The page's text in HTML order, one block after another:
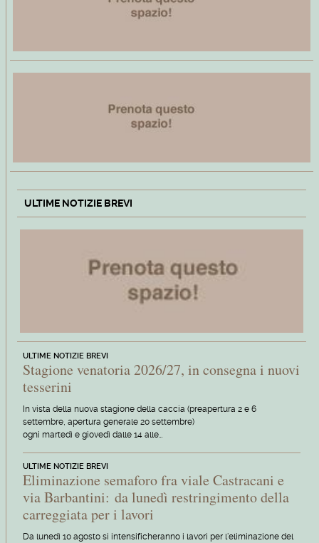
ULTIME NOTIZIE BREVI
ULTIME NOTIZIE BREVI
Stagione venatoria 2026/27, in consegna i nuovi
tesserini
In vista della nuova stagione della caccia (preapertura 2 e 6
settembre, apertura generale 20 settembre)
ogni martedì e giovedì dalle 14 alle…
ULTIME NOTIZIE BREVI
Eliminazione semaforo fra viale Castracani e
via Barbantini: da lunedì restringimento della
carreggiata per i lavori
Da lunedì 10 agosto si intensificheranno i lavori per l'eliminazione del